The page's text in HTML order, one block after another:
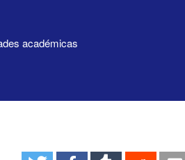
académicas